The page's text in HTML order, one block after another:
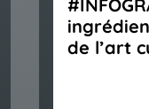
de l’art